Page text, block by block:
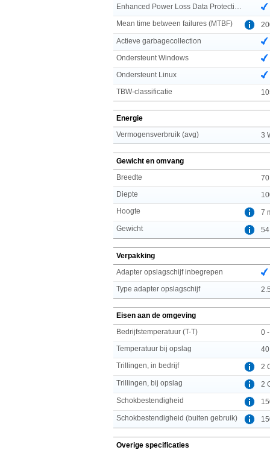
Mean time between failures (MTBF)
Actieve garbagecollection
Ondersteunt Windows
Ondersteunt Linux
TBW-classificatie
Energie
Vermogensverbruik (avg)
3
Gewicht en omvang
Breedte
Diepte
Hoogte
7
Gewicht
Verpakking
Adapter opslagschijf inbegrepen
Type adapter opslagschijf
Eisen aan de omgeving
Bedrijfstemperatuur (T-T)
0
Temperatuur bij opslag
Trillingen, in bedrijf
2
Trillingen, bij opslag
2
Schokbestendigheid
Schokbestendigheid (buiten gebruik)
Overige specificaties